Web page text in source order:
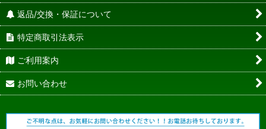
返品/交換・保証について
特定商取引法表示
ご利用案内
お問い合わせ